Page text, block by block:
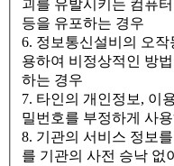
괴를 유발시키는 컴퓨
등을 유포하는 경우
6. 정보통신설비의 오작
용하여 비정상적인 방
하는 경우
7. 타인의 개인정보, 이
밀번호를 부정하게 사
8. 기관의 서비스 정보
를 기관의 사전 승낙 없